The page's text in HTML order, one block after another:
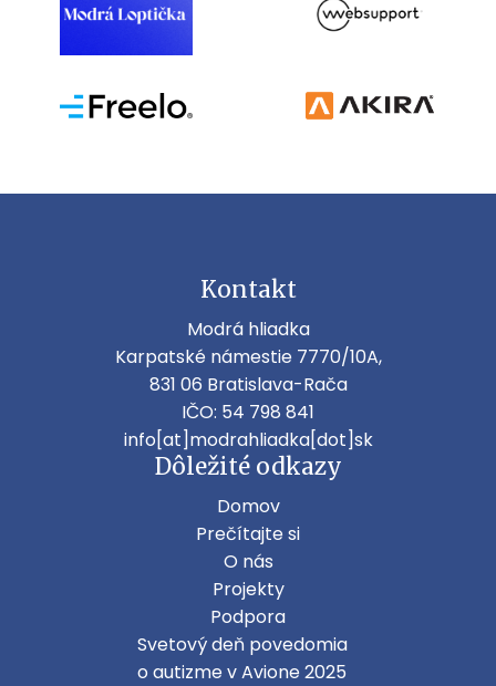
Kontakt
Modrá hliadka
Karpatské námestie 7770/10A,
831 06 Bratislava-Rača
IČO: 54 798 841
info[at]modrahliadka[dot]sk
Dôležité odkazy
Domov
Prečítajte si
O nás
Projekty
Podpora
Svetový deň povedomia
o autizme v Avione 2025